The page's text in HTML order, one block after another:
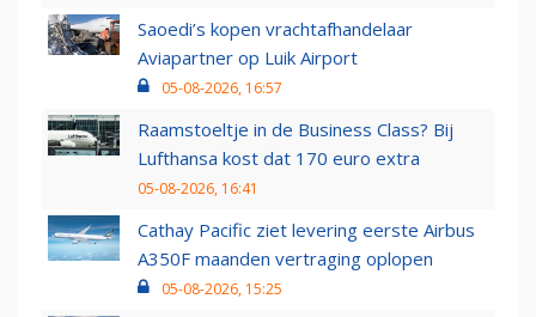
Saoedi’s kopen vrachtafhandelaar
Aviapartner op Luik Airport
05-08-2026, 16:57
Raamstoeltje in de Business Class? Bij
Lufthansa kost dat 170 euro extra
05-08-2026, 16:41
Cathay Pacific ziet levering eerste Airbus
A350F maanden vertraging oplopen
05-08-2026, 15:25